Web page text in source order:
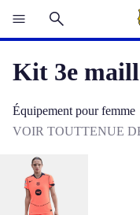
Kit 3e
Équipement pour femme
VOIR TOUTTENUE
UCL Maillot femme Third
T90 FC Barcelona - Édition
Joueur